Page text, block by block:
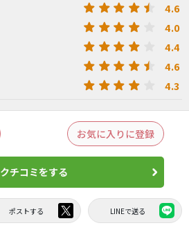
4.6
4.0
4.4
4.6
4.3
お気に入りに登録
クチコミをする
ポストする LINEで送る